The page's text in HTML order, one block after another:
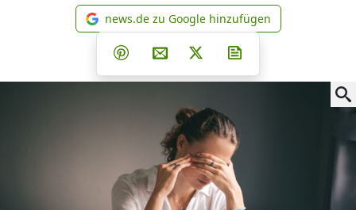
news.de zu Google
news.de zu Google hinzufügen
Teilen auf Facebook
Teilen auf Whatsapp
Teilen auf Telegram
Teilen auf Pinterest
Per E-Mail teilen
Post auf X